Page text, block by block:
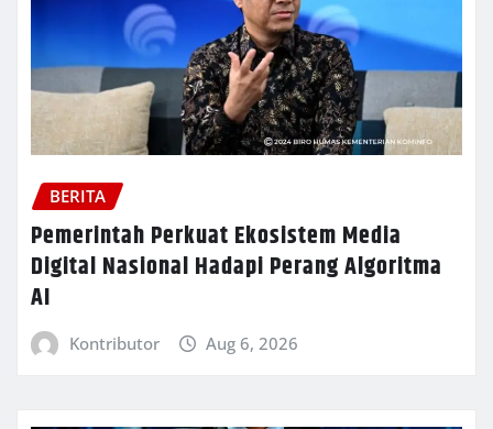
BERITA
Pemerintah Perkuat Ekosistem Media
Digital Nasional Hadapi Perang Algoritma
AI
Kontributor Aug 6, 2026